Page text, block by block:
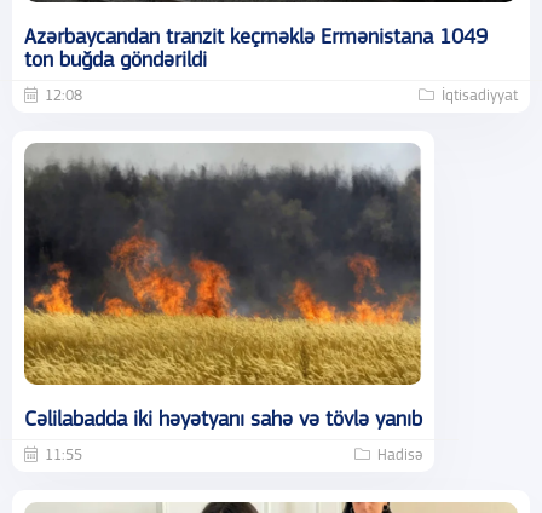
Azərbaycandan tranzit keçməklə Ermənistana 1049
ton buğda göndərildi
12:08 İqtisadiyyat
Cəlilabadda iki həyətyanı sahə və tövlə yanıb
11:55 Hadisə